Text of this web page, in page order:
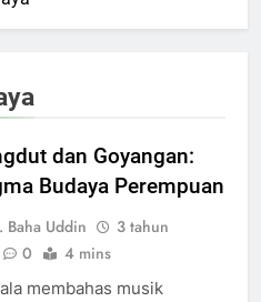
dan Goyangan:
Budaya Perempuan
Baha Uddin
3 tahun
0 4 mins
membahas musik